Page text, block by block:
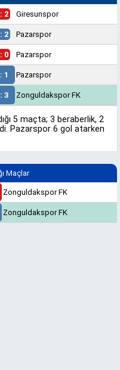
2 Giresunspor
2 Pazarspor
0 Pazarspor
1 Pazarspor
3 Zonguldakspor FK
5 maçta; 3 beraberlik, 2
Pazarspor 6 gol atarken
Maçlar
Zonguldakspor FK
Zonguldakspor FK